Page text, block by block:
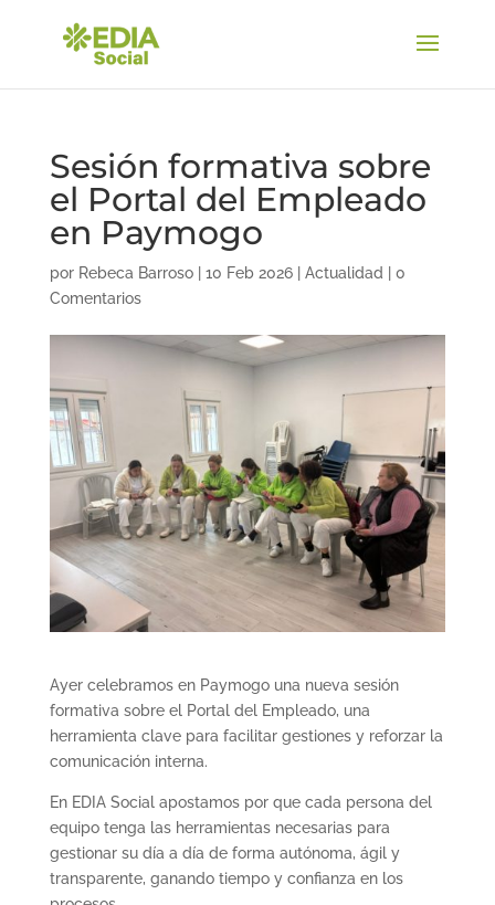
Sesión formativa sobre
el Portal del Empleado
en Paymogo
por Rebeca Barroso| 10 Feb 2026| Actualidad
0
Comentarios
Ayer celebramos en Paymogo una nueva sesión
formativa sobre el Portal del Empleado, una
herramienta clave para facilitar gestiones y reforzar la
comunicación interna.
En EDIA Social apostamos por que cada persona del
equipo tenga las herramientas necesarias para
gestionar su día a día de forma autónoma, ágil y
transparente, ganando tiempo y confianza en los